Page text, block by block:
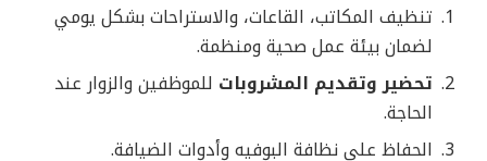
تنظيف المكاتب، القاعات، والاستراحات بشكل يومي
لضمان بيئة عمل صحية ومنظمة.
تحضير وتقديم المشروبات للموظفين والزوار عند
الحاجة.
الحفاظ على نظافة البوفيه وأدوات الضيافة.